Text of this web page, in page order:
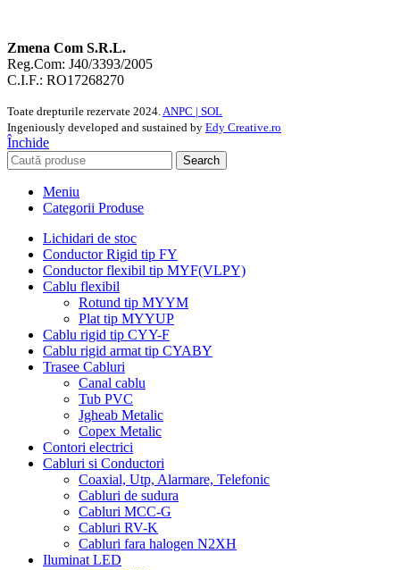
Zmena Com S.R.L.
Reg.Com: J40/3393/2005
C.I.F.: RO17268270
Toate drepturile rezervate 2024.ANPC | SOL
Ingeniously developed and sustained by Edy Creative.ro
Închide
Search
Meniu
Categorii Produse
Lichidari de stoc
Conductor Rigid tip FY
Conductor flexibil tip MYF(VLPY)
Cablu flexibil
Rotund tip MYYM
Plat tip MYYUP
Cablu rigid tip CYY-F
Cablu rigid armat tip CYABY
Trasee Cabluri
Canal cablu
Tub PVC
Jgheab Metalic
Copex Metalic
Contori electrici
Cabluri si Conductori
Coaxial, Utp, Alarmare, Telefonic
Cabluri de sudura
Cabluri MCC-G
Cabluri RV-K
Cabluri fara halogen N2XH
Iluminat LED